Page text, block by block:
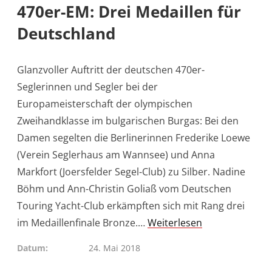
470er-EM: Drei Medaillen für
Deutschland
Glanzvoller Auftritt der deutschen 470er-
Seglerinnen und Segler bei der
Europameisterschaft der olympischen
Zweihandklasse im bulgarischen Burgas: Bei den
Damen segelten die Berlinerinnen Frederike Loewe
(Verein Seglerhaus am Wannsee) und Anna
Markfort (Joersfelder Segel-Club) zu Silber. Nadine
Böhm und Ann-Christin Goliaß vom Deutschen
Touring Yacht-Club erkämpften sich mit Rang drei
im Medaillenfinale Bronze.…Weiterlesen
Datum 24. Mai 2018